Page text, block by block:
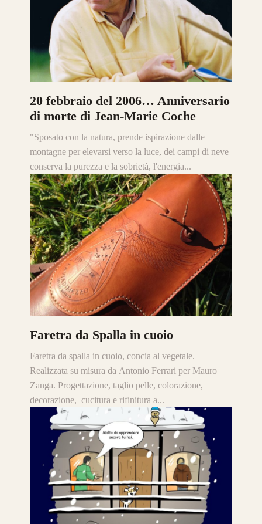
CONFIGURA E ORDINA IL
TUO LONGBOW
Caratteristica che contraddistingue questo
modello sono leDUElamine di pregiato
20 febbraio del 2006… Anniversario
di morte di Jean-Marie Coche
"Sposato con la natura, prende ispirazione dalle
montagne per elevarsi verso la luce, dei campi di neve
conserva la purezza e la sobrietà, l'energia...
Faretra da Spalla in cuoio
Faretra da spalla in cuoio, concia al vegetale.
Realizzata su misura da Antonio Ferrari per Mauro
Zanga. Progettazione, taglio pelle, colorazione,
decorazione, cucitura e rifinitura a...